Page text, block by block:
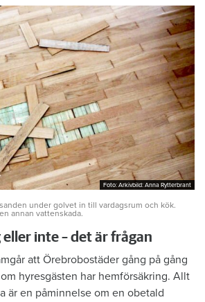
Foto: Arkivbild: Anna Rytterbrant
Foto: Arkivbild: Anna Rytterbrant
under golvet in till vardagsrum och kök.
annan vattenskada.
inte – det är frågan
att Örebrobostäder gång på gång
hyresgästen har hemförsäkring. Allt
är en påminnelse om en obetald